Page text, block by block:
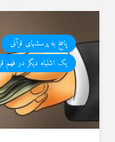
پاسخ به پرسشهای قرآنی
یک اشتباه دیگر در فهم